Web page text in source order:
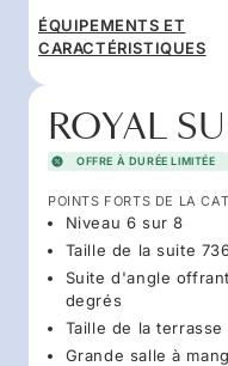
ÉQUIPEMENTS ET
CARACTÉRISTIQUES
ROYAL
OFFRE À DURÉE LIMITÉE
POINTS FORTS DE LA
Niveau 6 sur 8
Taille de la suite
Suite d'angle
degrés
Taille de la
Grande salle à